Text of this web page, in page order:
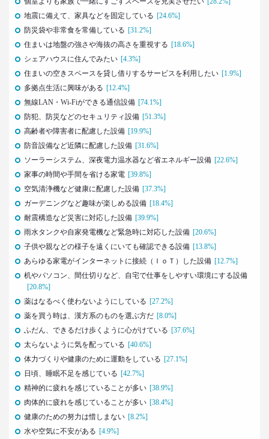
生活総研 上席研究員/コピーライター
メッタ斬り!?
–日経クロストレンド 連載⑨–
生活総研 上席研究員/コピーライター
前沢 裕文
2021.04.26
コロナで｢占いを信じる｣20代女性が増える理由―調
査とインタビューで判明した大きな変化
生活総研 上席研究員
荒井 自如
2021.04.19
40代おじさんに黄信号 「男女平等感」が世の中と
ズレている!?
–日経クロストレンド 連載⑧–
前沢 裕文
「お金持ちへの憧れ」は徐々に減る？
若者はなりたい自分を投影
–日経クロストレンド 連載⑦–
生活総研 上席研究員
2021.03.11
世代間ギャップを学べる魔法の質問
「お金持ちって誰ですか？」
–日経クロストレンド 連載⑥–
地震に備えて、家具などを固定している [24.6%]
防災袋や非常食を常備している [31.2%]
住まいは地盤の強さや海抜の高さを重視する [18.6%]
シェアハウスに住んでみたい [4.3%]
住まいの空きスペースを貸し借りするサービスを利用したい [1.9%]
多拠点生活に興味がある [12.4%]
無線LAN・Wi-Fiができる通信設備 [74.1%]
防犯、防災などのセキュリティ設備 [51.3%]
高齢者や障害者に配慮した設備 [19.9%]
防音設備など近隣に配慮した設備 [31.6%]
ソーラーシステム、深夜電力温水器など省エネルギー設備 [22.6%]
家事の時間や手間を省ける家電 [39.8%]
空気清浄機など健康に配慮した設備 [37.3%]
ガーデニングなど趣味が楽しめる設備 [18.4%]
耐震構造など災害に対応した設備 [39.9%]
雨水タンクや自家発電機など緊急時に対応した設備 [20.6%]
子供や親などの様子を遠くにいても確認できる設備 [13.8%]
あらゆる家電がインターネットに接続（ＩｏＴ）した設備 [12.7%]
机やパソコン、間仕切りなど、自宅で仕事をしやすい環境にする設備
[20.8%]
薬はなるべく使わないようにしている [27.2%]
薬を買う時は、漢方系のものを選ぶ方だ [8.0%]
ふだん、できるだけ歩くように心がけている [37.6%]
太らないように気を配っている [40.6%]
体力づくりや健康のために運動をしている [27.1%]
日頃、睡眠不足を感じている [42.7%]
精神的に疲れを感じていることが多い [38.9%]
肉体的に疲れを感じていることが多い [38.4%]
健康のための努力は惜しまない [8.2%]
水や空気に不安がある [4.9%]